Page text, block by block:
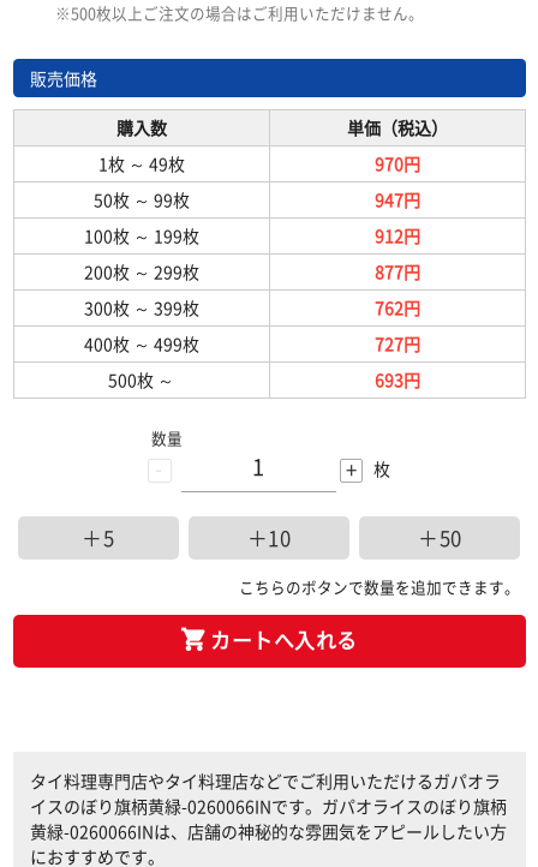
※500枚以上ご注文の場合はご利用いただけません。
販売価格
購入数
単価（税込）
1枚 ～ 49枚
970円
50枚 ～ 99枚
947円
100枚 ～ 199枚
912円
200枚 ～ 299枚
877円
300枚 ～ 399枚
762円
400枚 ～ 499枚
727円
500枚 ～ 693円
-
数量
+ 枚
＋5 ＋10 ＋50
こちらのボタンで数量を追加できます。
カートへ入れる
タイ料理専門店やタイ料理店などでご利用いただけるガパオラ
イスのぼり旗柄黄緑-0260066INです。ガパオライスのぼり旗柄
黄緑-0260066INは、店舗の神秘的な雰囲気をアピールしたい方
におすすめです。